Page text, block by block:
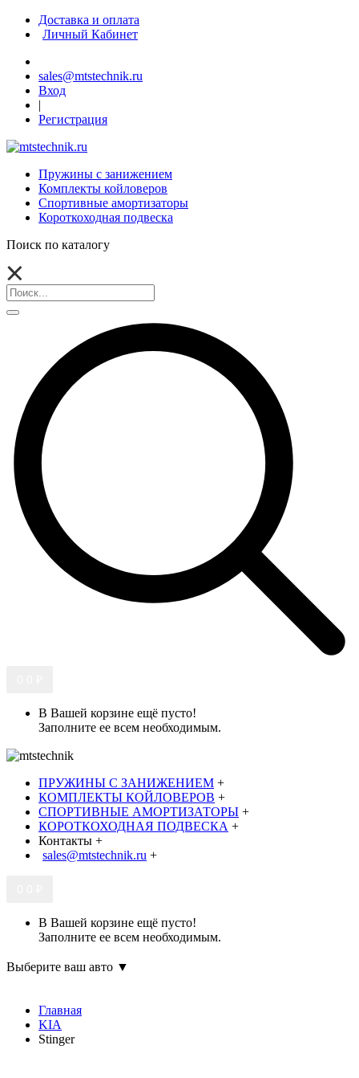
Доставка и оплата
Личный Кабинет
sales@mtstechnik.ru
Вход
|
Регистрация
Пружины с занижением
Комплекты койловеров
Спортивные амортизаторы
Короткоходная подвеска
Поиск по каталогу
В Вашей корзине ещё пусто!
Заполните ее всем необходимым.
ПРУЖИНЫ С ЗАНИЖЕНИЕМ +
КОМПЛЕКТЫ КОЙЛОВЕРОВ +
СПОРТИВНЫЕ АМОРТИЗАТОРЫ +
КОРОТКОХОДНАЯ ПОДВЕСКА +
Контакты +
sales@mtstechnik.ru +
В Вашей корзине ещё пусто!
Заполните ее всем необходимым.
Выберите ваш авто ▼
Главная
KIA
Stinger